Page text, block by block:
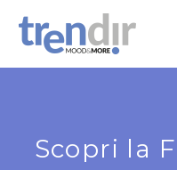
Scopri la